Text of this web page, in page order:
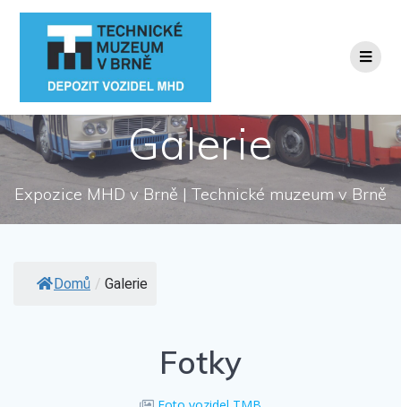
Přeskočit
Galerie
Expozice MHD v Brně | Technické muzeum v Brně
Domů / Galerie
Fotky